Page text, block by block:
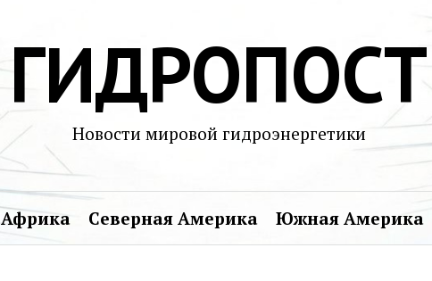
ГИДРОПОСТ
Новости мировой гидроэнергетики
Африка Северная Америка Южная Америка